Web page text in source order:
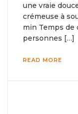
une vraie
crémeuse à
min Temps de
personnes […]
READ MORE